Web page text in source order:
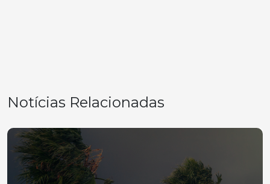
Notícias Relacionadas